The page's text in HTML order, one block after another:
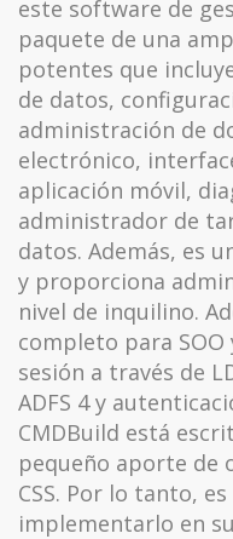
este software de
paquete de una
potentes que
de datos,
administración de
electrónico,
aplicación móvil,
administrador de
datos. Además, es
y proporciona
nivel de inquilino.
completo para
sesión a través de
ADFS 4 y
CMDBuild está
pequeño aporte de
CSS. Por lo tanto,
implementarlo en